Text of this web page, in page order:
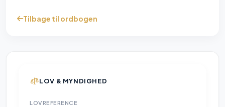
Tilbage til ordbogen
LOV & MYNDIGHED
LOVREFERENCE